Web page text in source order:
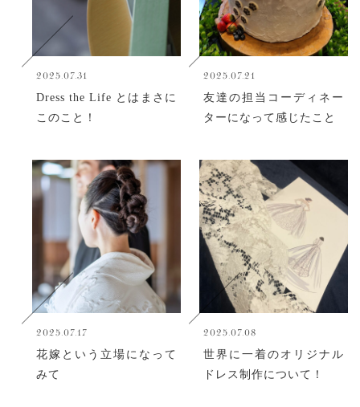
2025.07.31
Dress the Life とはまさに
このこと！
2025.07.21
友達の担当コーディネー
ターになって感じたこと
2025.07.17
花嫁という立場になって
みて
2025.07.08
世界に一着のオリジナル
ドレス制作について！